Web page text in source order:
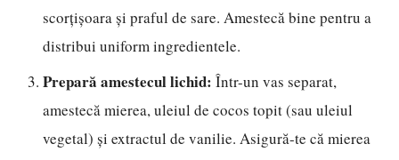
scorțișoara și praful de sare. Amestecă bine pentru a
distribui uniform ingredientele.
Prepară amestecul lichid: Într-un vas separat,
amestecă mierea, uleiul de cocos topit (sau uleiul
vegetal) și extractul de vanilie. Asigură-te că mierea